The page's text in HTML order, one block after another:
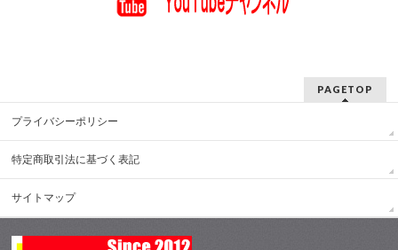
PAGETOP
プライバシーポリシー
特定商取引法に基づく表記
サイトマップ